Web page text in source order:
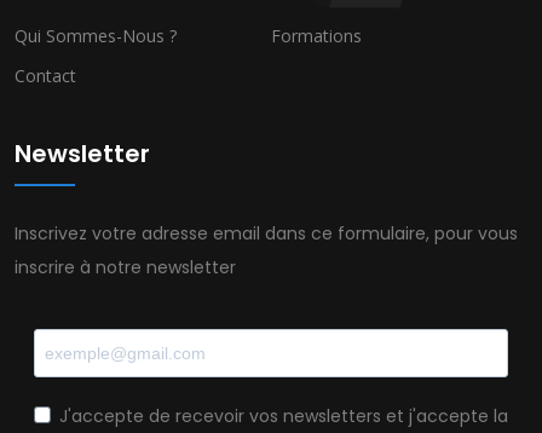
Qui Sommes-Nous ?
Formations
Contact
Newsletter
Inscrivez votre adresse email dans ce formulaire, pour vous
inscrire à notre newsletter
J'accepte de recevoir vos newsletters et j'accepte la